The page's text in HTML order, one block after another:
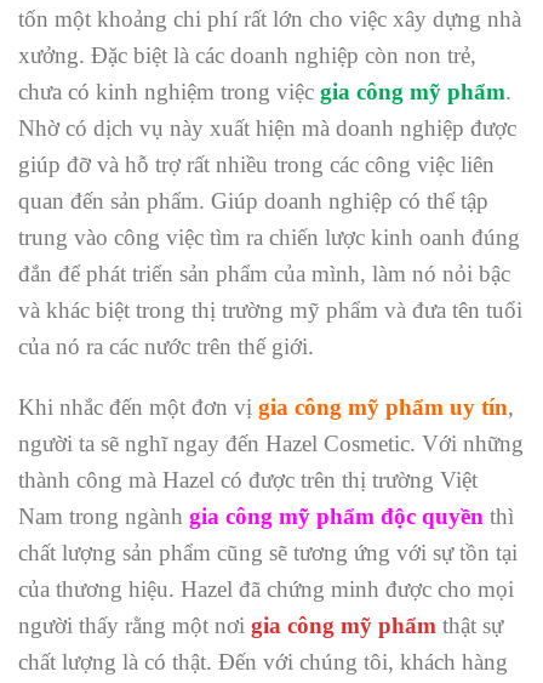
tốn một khoảng chi phí rất lớn cho việc xây dựng nhà
xưởng. Đặc biệt là các doanh nghiệp còn non trẻ,
chưa có kinh nghiệm trong việc gia công mỹ phẩm.
Nhờ có dịch vụ này xuất hiện mà doanh nghiệp được
giúp đỡ và hỗ trợ rất nhiều trong các công việc liên
quan đến sản phẩm. Giúp doanh nghiệp có thể tập
trung vào công việc tìm ra chiến lược kinh oanh đúng
đắn để phát triển sản phẩm của mình, làm nó nỏi bậc
và khác biệt trong thị trường mỹ phẩm và đưa tên tuổi
của nó ra các nước trên thế giới.
Khi nhắc đến một đơn vị gia công mỹ phẩm uy tín,
người ta sẽ nghĩ ngay đến Hazel Cosmetic. Với những
thành công mà Hazel có được trên thị trường Việt
Nam trong ngành gia công mỹ phẩm độc quyền thì
chất lượng sản phẩm cũng sẽ tương ứng với sự tồn tại
của thương hiệu. Hazel đã chứng minh được cho mọi
người thấy rằng một nơi gia công mỹ phẩm thật sự
chất lượng là có thật. Đến với chúng tôi, khách hàng